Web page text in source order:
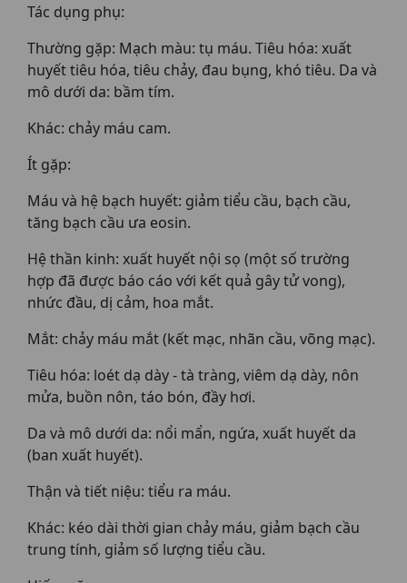
Tác dụng phụ:
Thường gặp: Mạch màu: tụ máu. Tiêu hóa: xuất
huyết tiêu hóa, tiêu chảy, đau bụng, khó tiêu. Da và
mô dưới da: bầm tím.
Khác: chảy máu cam.
Ít gặp:
Máu và hệ bạch huyết: giảm tiểu cầu, bạch cầu,
tăng bạch cầu ưa eosin.
Hệ thần kinh: xuất huyết nội sọ (một số trường
hợp đã được báo cáo với kết quả gây tử vong),
nhức đầu, dị cảm, hoa mắt.
Mắt: chảy máu mắt (kết mạc, nhãn cầu, võng mạc).
Tiêu hóa: loét dạ dày - tà tràng, viêm dạ dày, nôn
mửa, buồn nôn, táo bón, đầy hơi.
Da và mô dưới da: nổi mẩn, ngứa, xuất huyết da
(ban xuất huyết).
Thận và tiết niệu: tiểu ra máu.
Khác: kéo dài thời gian chảy máu, giảm bạch cầu
trung tính, giảm số lượng tiểu cầu.